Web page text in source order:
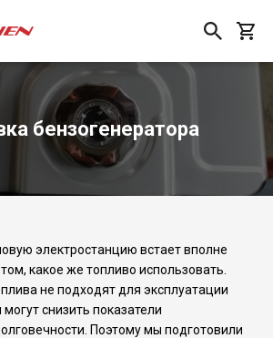
бензогенератора
электростанцию встает вполне
какое же топливо использовать.
не подходят для эксплуатации
снизить показатели
Поэтому мы подготовили